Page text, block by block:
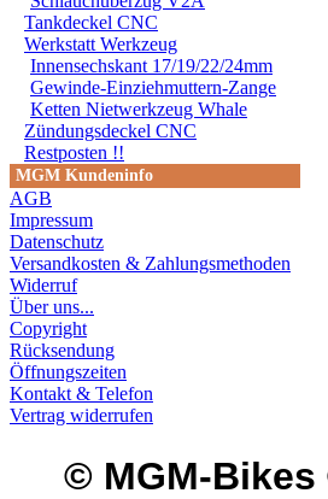
Tankdeckel CNC
Werkstatt Werkzeug
Innensechskant 17/19/22/24mm
Gewinde-Einziehmuttern-Zange
Ketten Nietwerkzeug Whale
Zündungsdeckel CNC
Restposten !!
MGM Kundeninfo
AGB
Impressum
Datenschutz
Versandkosten & Zahlungsmethoden
Widerruf
Über uns...
Copyright
Rücksendung
Öffnungszeiten
Kontakt & Telefon
Vertrag widerrufen
© MGM-Bikes